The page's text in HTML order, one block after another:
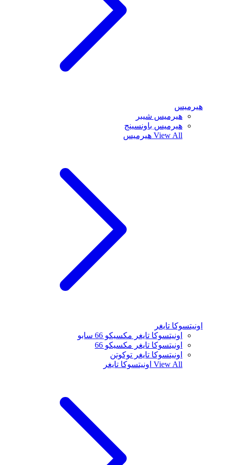
هيرميس
هيرميس شيبر
هيرميس باونسينج
View All هيرميس
اونيتسوكا تايغر
اونيتسوكا تايغر مكسيكو 66 سابو
اونيتسوكا تايغر مكسيكو 66
اونيتسوكا تايغر توكوتن
View All اونيتسوكا تايغر